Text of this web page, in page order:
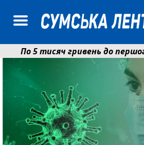
По 5 тисяч гривень до першого
Ніколаєнко: у Сумах погодили